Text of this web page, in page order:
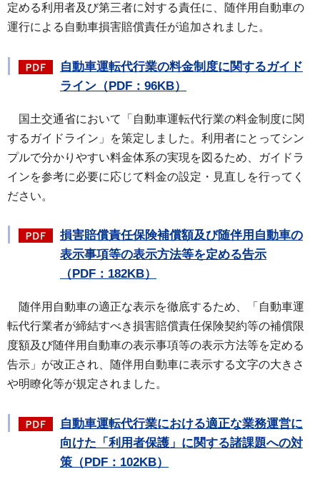
定める利用者及び第三者に対する責任に、随伴用自動車の
運行による自動車損害賠償責任が追加されました。
自動車運転代行業の料金制度に関するガイド
ライン（PDF：96KB）
国土交通省において「自動車運転代行業の料金制度に関
するガイドライン」を策定しました。利用者にとってシン
プルで分かりやすい料金体系の実現を図るため、ガイドラ
インを参考に必要に応じて料金の設定・見直しを行ってく
ださい。
損害賠償責任保険補償額及び随伴用自動車の
表示事項等の表示方法等を定める告示
（PDF：182KB）
随伴用 自動車の適正な表示を徹底するため、「自動車運
転代行業者が締結すべき損害賠償責任保険契約等の補償限
度額及び随伴用自動車の表示事項等の表示方法等を定める
告示」が改正され、随伴用自動車に表示する文字の大きさ
や明瞭化等が規定されました。
自動車運転代行業における適正な業務運営に
向けた「利用者保護」に関する諸課題への対
策（PDF：102KB）